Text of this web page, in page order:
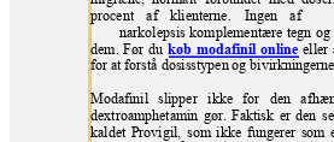
procent af klienterne.
Ingen af 
narkolepsis komplementære tegn og
dem. Før du køb modafinil online eller
for at forstå dosisstypen og
Modafinil slipper ikke for den
dextroamphetamin gør. Faktisk er den
kaldet Provigil, som ikke fungerer som